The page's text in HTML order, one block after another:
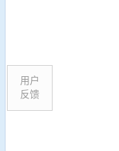
用户
反馈